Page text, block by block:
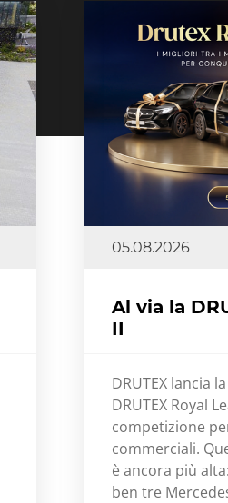
05.08.2026
Al via la
II
DRUTEX lancia
DRUTEX Royal
competizione
commerciali.
è ancora più
ben tre